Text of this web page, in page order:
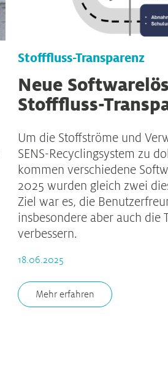
Stofffluss-Transparenz
Neue
Stofffluss-
Um die Stoffströme und
SENS-Recyclingsystem zu
kommen verschiedene
2025 wurden gleich zwei
Ziel war es, die
insbesondere aber auch die
verbessern.
18.06.2025
Mehr erfahren